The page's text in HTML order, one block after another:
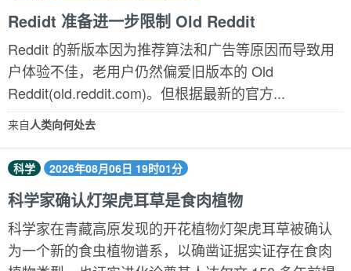
Redidt 准备进一步限制 Old Reddit
Reddit 的新版本因为推荐算法和广告等原因而导致用
户体验不佳，老用户仍然偏爱旧版本的 Old
Reddit(old.reddit.com)。但根据最新的官方...
来自人类向何处去
科学 2026年08月06日 19时01分
科学家确认灯架虎耳草是食肉植物
科学家在青藏高原发现的开花植物灯架虎耳草被确认
为一个新的食虫植物谱系，以确凿证据实证存在食肉